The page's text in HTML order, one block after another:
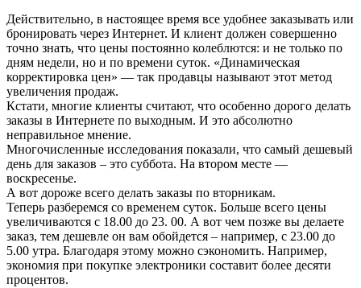
Действительно, в настоящее время все удобнее заказывать или
бронировать через Интернет. И клиент должен совершенно
точно знать, что цены постоянно колеблются: и не только по
дням недели, но и по времени суток. «Динамическая
корректировка цен» — так продавцы называют этот метод
увеличения продаж.
Кстати, многие клиенты считают, что особенно дорого делать
заказы в Интернете по выходным. И это абсолютно
неправильное мнение.
Многочисленные исследования показали, что самый дешевый
день для заказов – это суббота. На втором месте —
воскресенье.
А вот дороже всего делать заказы по вторникам.
Теперь разберемся со временем суток. Больше всего цены
увеличиваются с 18.00 до 23. 00. А вот чем позже вы делаете
заказ, тем дешевле он вам обойдется – например, с 23.00 до
5.00 утра. Благодаря этому можно сэкономить. Например,
экономия при покупке электроники составит более десяти
процентов.